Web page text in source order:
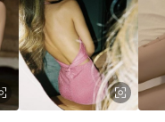
有使用東森購物
、樂透金、東森現金
物ETMall之結帳頁面
回饋點數」機制(特
中同一商品不論件數
的回饋機制為準。